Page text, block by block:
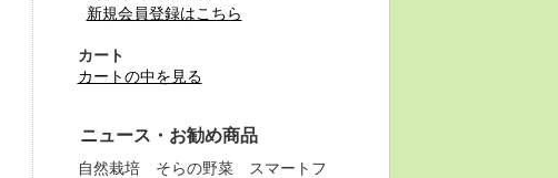
新規会員登録はこちら
カート
カートの中を見る
ニュース・お勧め商品
自然栽培 そらの野菜 スマートフ